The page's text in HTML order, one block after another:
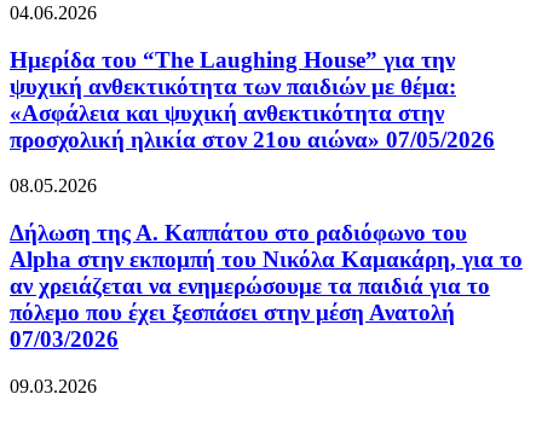
04.06.2026
Ημερίδα του “The Laughing House” για την
ψυχική ανθεκτικότητα των παιδιών με θέμα:
«Ασφάλεια και ψυχική ανθεκτικότητα στην
προσχολική ηλικία στον 21ου αιώνα» 07/05/2026
08.05.2026
Δήλωση της Α. Καππάτου στο ραδιόφωνο του
Alpha στην εκπομπή του Νικόλα Καμακάρη, για το
αν χρειάζεται να ενημερώσουμε τα παιδιά για το
πόλεμο που έχει ξεσπάσει στην μέση Ανατολή
07/03/2026
09.03.2026